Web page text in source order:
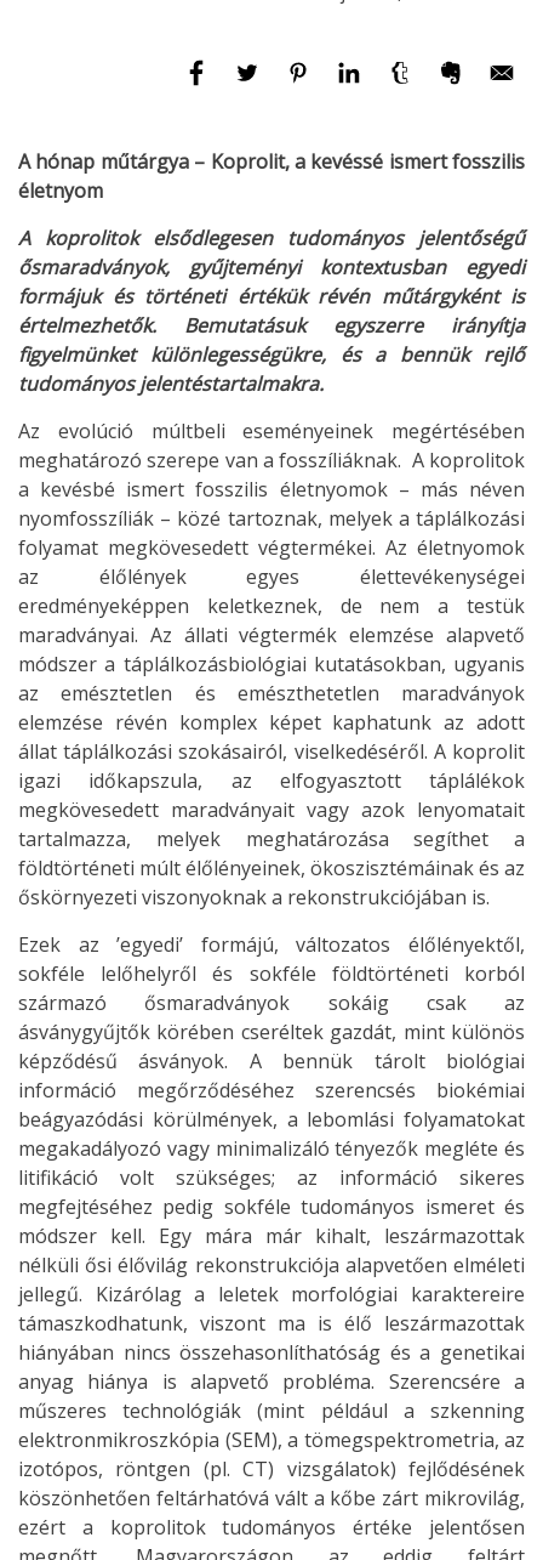
A hónap műtárgya – Koprolit, a kevéssé ismert fosszilis
életnyom
A koprolitok elsődlegesen tudományos jelentőségű
ősmaradványok, gyűjteményi kontextusban egyedi
formájuk és történeti értékük révén műtárgyként is
értelmezhetők. Bemutatásuk egyszerre irányítja
figyelmünket különlegességükre, és a bennük rejlő
tudományos jelentéstartalmakra.
Az evolúció múltbeli eseményeinek megértésében
meghatározó szerepe van a fosszíliáknak. A koprolitok
a kevésbé ismert fosszilis életnyomok – más néven
nyomfosszíliák – közé tartoznak, melyek a táplálkozási
folyamat megkövesedett végtermékei. Az életnyomok
az élőlények egyes élettevékenységei
eredményeképpen keletkeznek, de nem a testük
maradványai. Az állati végtermék elemzése alapvető
módszer a táplálkozásbiológiai kutatásokban, ugyanis
az emésztetlen és emészthetetlen maradványok
elemzése révén komplex képet kaphatunk az adott
állat táplálkozási szokásairól, viselkedéséről. A koprolit
igazi időkapszula, az elfogyasztott táplálékok
megkövesedett maradványait vagy azok lenyomatait
tartalmazza, melyek meghatározása segíthet a
földtörténeti múlt élőlényeinek, ökoszisztémáinak és az
őskörnyezeti viszonyoknak a rekonstrukciójában is.
Ezek az ’egyedi’ formájú, változatos élőlényektől,
sokféle lelőhelyről és sokféle földtörténeti korból
származó ősmaradványok sokáig csak az
ásványgyűjtők körében cseréltek gazdát, mint különös
képződésű ásványok. A bennük tárolt biológiai
információ megőrződéséhez szerencsés biokémiai
beágyazódási körülmények, a lebomlási folyamatokat
megakadályozó vagy minimalizáló tényezők megléte és
litifikáció volt szükséges; az információ sikeres
megfejtéséhez pedig sokféle tudományos ismeret és
módszer kell. Egy mára már kihalt, leszármazottak
nélküli ősi élővilág rekonstrukciója alapvetően elméleti
jellegű. Kizárólag a leletek morfológiai karaktereire
támaszkodhatunk, viszont ma is élő leszármazottak
hiányában nincs összehasonlíthatóság és a genetikai
anyag hiánya is alapvető probléma. Szerencsére a
műszeres technológiák (mint például a szkenning
elektronmikroszkópia (SEM), a tömegspektrometria, az
izotópos, röntgen (pl. CT) vizsgálatok) fejlődésének
köszönhetően feltárhatóvá vált a kőbe zárt mikrovilág,
ezért a koprolitok tudományos értéke jelentősen